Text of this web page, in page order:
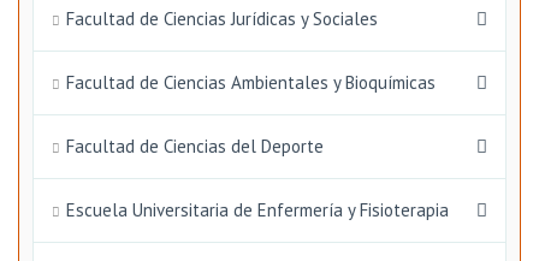
Facultad de Ciencias Jurídicas y Sociales
Facultad de Ciencias Ambientales y Bioquímicas
Facultad de Ciencias del Deporte
Escuela Universitaria de Enfermería y Fisioterapia